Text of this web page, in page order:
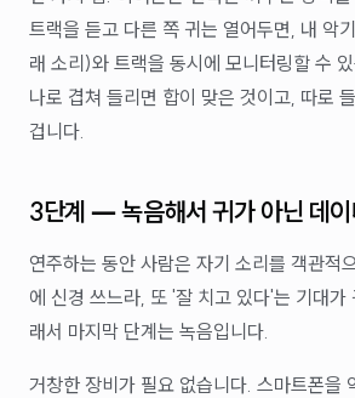
트랙을 듣고 다른 쪽 귀는 열어두면, 내 악
래 소리)와 트랙을 동시에 모니터링할 수
나로 겹쳐 들리면 합이 맞은 것이고, 따로
겁니다.
3단계 — 녹음해서 귀가 아닌 데
연주하는 동안 사람은 자기 소리를 객관적
에 신경 쓰느라, 또 '잘 치고 있다'는 기대가
래서 마지막 단계는 녹음입니다.
거창한 장비가 필요 없습니다. 스마트폰을